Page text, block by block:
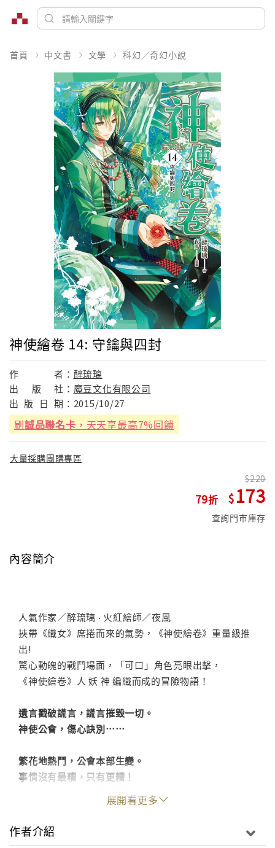
首頁 中文書 文學 科幻／奇幻小說
神使繪卷 14: 守鑰與四封
作 者： 醉琉璃
出
版 社： 魔豆文化有限公司
出 版 日 期： 2015/10/27
刷誠品聯名卡 ，天天享最高7%回饋
大量採購團購專區
79
220
173
查詢門市庫存
內容簡介
人氣作家／醉琉璃 ‧ 火紅繪師／夜風
挾帶《織女》席捲而來的氣勢，《神使繪卷》重量級推
出!
驚心動魄的戰鬥場面，「可口」角色亮眼出擊，
《神使繪卷》人 妖 神 編織而成的冒險物語！
遺言戳破謊言，謊言摧毀一切。
神使公會，傷心訣別⋯⋯
繁花地熱鬥，公會本部生變。
事情沒有最糟，只有更糟！
面對鬼偶少女布下的惡意迷宮，
娃娃臉男孩與小夥伴們殺出重圍，
誓言救出被抓走的符家小家主！
展開看更多
作者介紹